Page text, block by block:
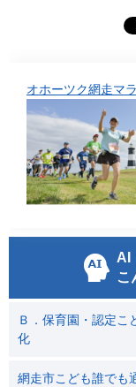
オホーツク網走マ
AI
こ
Ｂ．保育園・認定こ
化
網走市こども誰でも